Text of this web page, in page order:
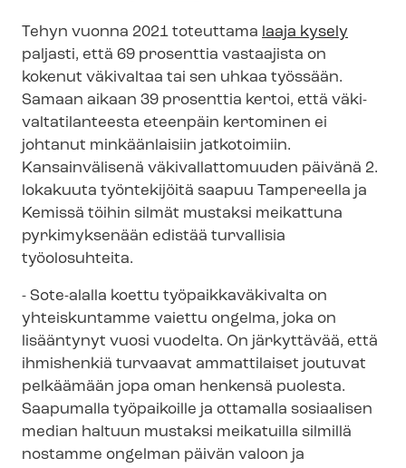
Tehyn vuonna 2021 toteuttama laaja kysely
paljasti, että 69 prosenttia vastaajista on
kokenut väkivaltaa tai sen uhkaa työssään.
Samaan aikaan 39 prosenttia kertoi, että vä­ki­
val­ta­ti­lan­tees­ta eteenpäin kertominen ei
johtanut minkäänlaisiin jatkotoimiin.
Kansainvälisenä vä­ki­val­lat­to­muu­den päivänä 2.
lokakuuta työntekijöitä saapuu Tampereella ja
Kemissä töihin silmät mustaksi meikattuna
pyrkimyksenään edistää turvallisia
työolosuhteita.
- Sote-alalla koettu työpaikkaväkivalta on
yhteiskuntamme vaiettu ongelma, joka on
lisääntynyt vuosi vuodelta. On järkyttävää, että
ihmishenkiä turvaavat ammattilaiset joutuvat
pelkäämään jopa oman henkensä puolesta.
Saapumalla työpaikoille ja ottamalla sosiaalisen
median haltuun mustaksi meikatuilla silmillä
nostamme ongelman päivän valoon ja